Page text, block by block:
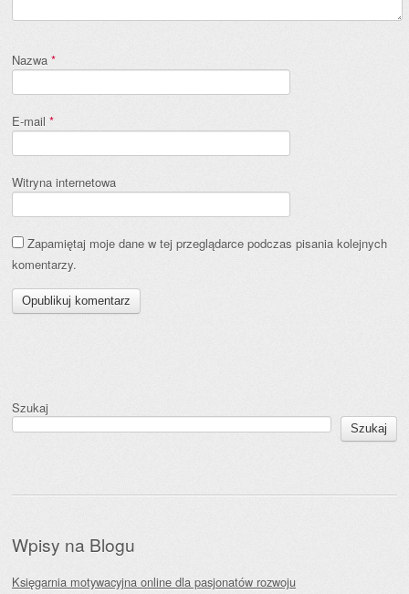
Nazwa *
E-mail *
Witryna internetowa
Zapamiętaj moje dane w tej przeglądarce podczas pisania kolejnych
komentarzy.
Szukaj
Szukaj
Wpisy na Blogu
Księgarnia motywacyjna online dla pasjonatów rozwoju